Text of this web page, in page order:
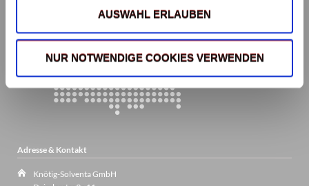
AUSWAHL ERLAUBEN
NUR NOTWENDIGE COOKIES VERWENDEN
Adresse & Kontakt
Knötig-Solventa GmbH